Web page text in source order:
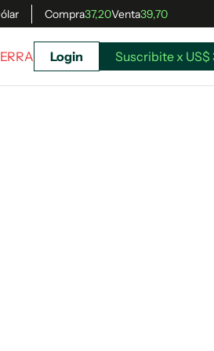
Compra37,20Venta39,70
Login Suscribite x US$